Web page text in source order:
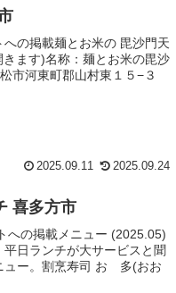
の掲載麺とお米の 毘沙門天
ます)名称：麺とお米の毘沙
市河東町郡山村東１５−３
2025.09.11 2025.09.24
喜多方市
への掲載メニュー (2025.05)
日ランチが大サービスと聞
ー。割烹寿司 おゝ多(おお